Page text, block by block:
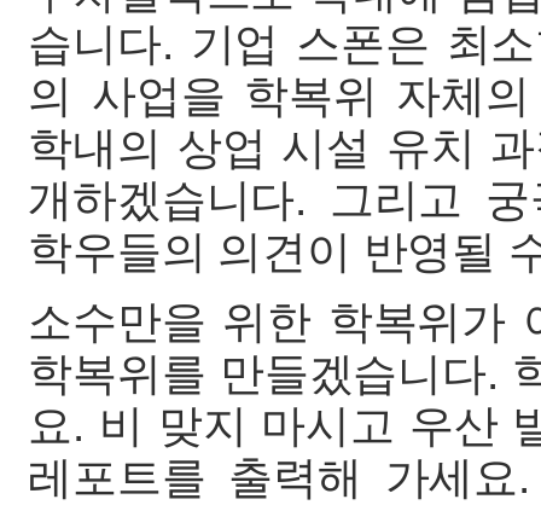
습니다. 기업 스폰은 최
의 사업을 학복위 자체
학내의 상업 시설 유치
개하겠습니다. 그리고
학우들의 의견이 반영될
소수만을 위한 학복위가
학복위를 만들겠습니다.
요. 비 맞지 마시고 우산
레포트를 출력해 가세